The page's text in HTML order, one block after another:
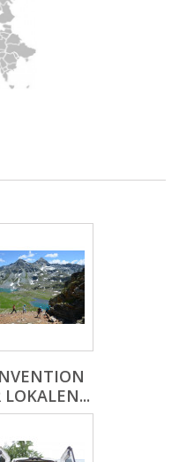
LOKALEN...